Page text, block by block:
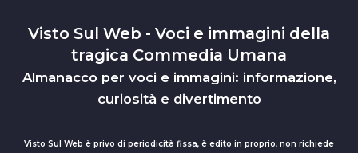
Visto Sul Web - Voci e immagini della
tragica Commedia Umana
Almanacco per voci e immagini: informazione,
curiosità e divertimento
Visto Sul Web è privo di periodicità fissa, è edito in proprio, non richiede